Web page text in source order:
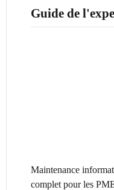
Guide de
Maintenance
complet pour les